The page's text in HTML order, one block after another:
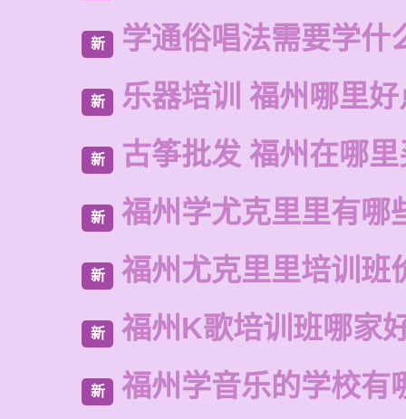
新 学通俗唱法需要学什
新 乐器培训 福州哪里
新 古筝批发 福州在哪
新 福州学尤克里里有哪
新 福州尤克里里培训班
新 福州K歌培训班哪家
新 福州学音乐的学校有